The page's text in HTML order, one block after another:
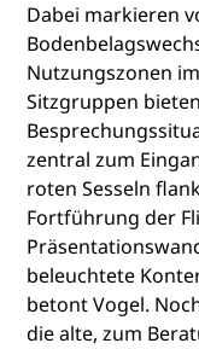
Dabei markieren
Nutzungszonen
Sitzgruppen
zentral zum
roten Sesseln
Fortführung der
beleuchtete
betont Vogel.
die alte, zum